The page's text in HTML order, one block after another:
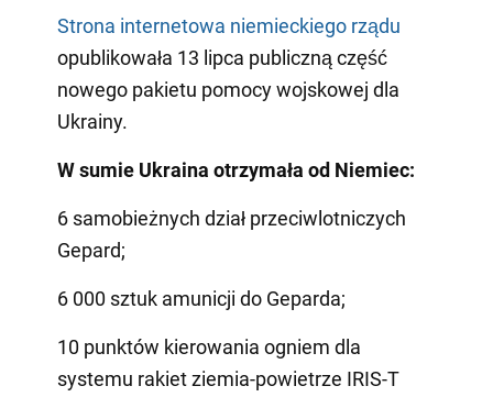
Strona internetowa niemieckiego rządu
opublikowała 13 lipca publiczną część
nowego pakietu pomocy wojskowej dla
Ukrainy.
W sumie Ukraina otrzymała od Niemiec:
6 samobieżnych dział przeciwlotniczych
Gepard;
6 000 sztuk amunicji do Geparda;
10 punktów kierowania ogniem dla
systemu rakiet ziemia-powietrze IRIS-T